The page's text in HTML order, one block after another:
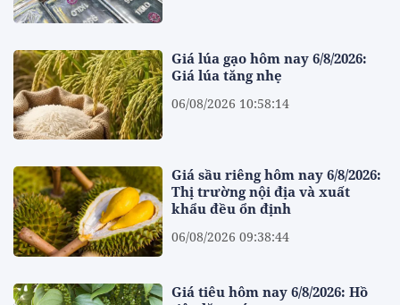
Giá lúa gạo hôm nay 6/8/2026:
Giá lúa tăng nhẹ
06/08/2026 10:58:14
Giá sầu riêng hôm nay 6/8/2026:
Thị trường nội địa và xuất
khẩu đều ổn định
06/08/2026 09:38:44
Giá tiêu hôm nay 6/8/2026: Hồ